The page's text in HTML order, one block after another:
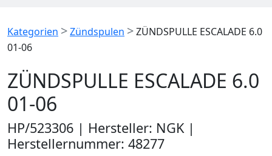
Kategorien >Zündspulen >ZÜNDSPULLE ESCALADE 6.0
01-06
ZÜNDSPULLE ESCALADE 6.0
01-06
HP/523306 | Hersteller: NGK |
Herstellernummer: 48277